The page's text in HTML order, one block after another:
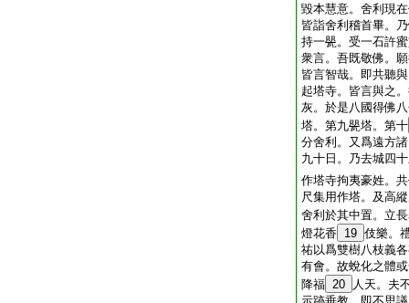
毀本慧意。舍利現
皆詣舍利稽首畢。
持一甖。受一石許
衆言。吾既敬佛。
皆言智哉。即共聽
起塔寺。皆言與之
灰。於是八國得佛
塔。第九甖塔。第十
分舍利。又爲遠方
九十日。乃去城四
作塔寺拘夷豪姓。
尺集用作塔。及高
舍利於其中置。立
燈花香
19 伎樂。
祐以爲雙樹八枝義
有會。故蛻化之體
降福 20
人天。夫